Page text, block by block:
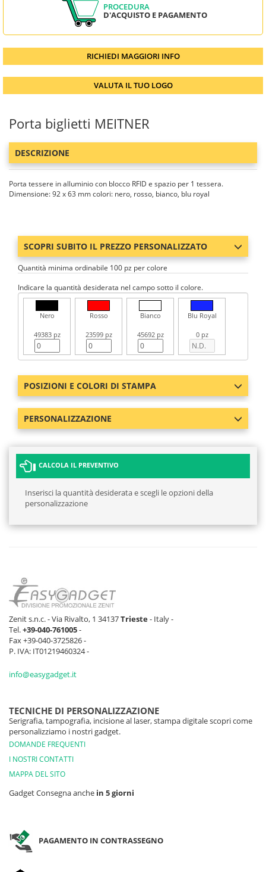
PROCEDURA
D'ACQUISTO E PAGAMENTO
RICHIEDI MAGGIORI INFO
VALUTA IL TUO LOGO
Porta biglietti MEITNER
DESCRIZIONE
Porta tessere in alluminio con blocco RFID e spazio per 1 tessera.
Dimensione: 92 x 63 mm colori: nero, rosso, bianco, blu royal
SCOPRI SUBITO IL PREZZO PERSONALIZZATO
Quantità minima ordinabile 100 pz per colore
Indicare la quantità desiderata nel campo sotto il colore.
Nero
49383 pz
Rosso
23599 pz
Bianco
45692 pz
Blu Royal
0 pz
POSIZIONI E COLORI DI STAMPA
PERSONALIZZAZIONE
CALCOLA IL PREVENTIVO
Inserisci la quantità desiderata e scegli le opzioni della
personalizzazione
Zenit s.n.c. - Via Rivalto, 1 34137Trieste- Italy -
Tel.+39-040-761005-
Fax +39-040-3725826 -
P. IVA: IT01219460324 -
info@easygadget.it
TECNICHE DI PERSONALIZZAZIONE
Serigrafia, tampografia, incisione al laser, stampa digitale scopri come
personalizziamo i nostri gadget.
DOMANDE FREQUENTI
I NOSTRI CONTATTI
MAPPA DEL SITO
Gadget Consegna anche in 5 giorni
PAGAMENTO IN CONTRASSEGNO